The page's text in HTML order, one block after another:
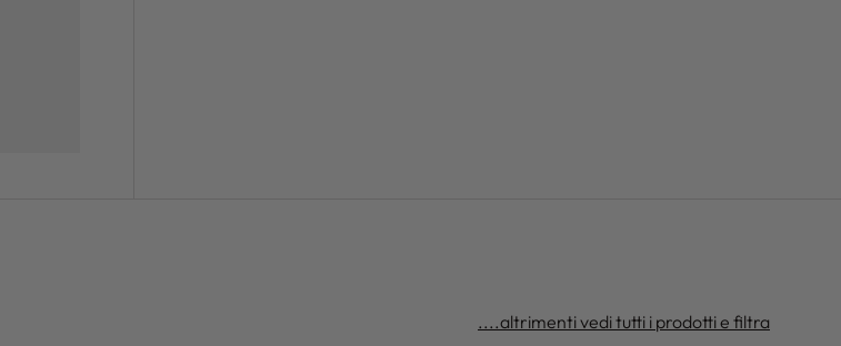
....altrimenti vedi tutti i prodotti e filtra